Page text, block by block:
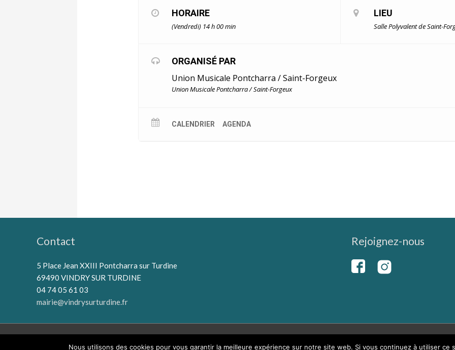
HORAIRE
(Vendredi) 14 h 00 min
LIEU
Salle Polyvalent de Saint-
ORGANISÉ PAR
Union Musicale Pontcharra / Saint-Forgeux
Union Musicale Pontcharra / Saint-Forgeux
CALENDRIER AGENDA
Contact
5 Place Jean XXIII Pontcharra sur Turdine
69490 VINDRY SUR TURDINE
04 74 05 61 03
mairie@vindrysurturdine.fr
Rejoignez-nous
Nous utilisons des cookies pour vous garantir la meilleure expérience sur notre site web. Si vous continuez à utiliser